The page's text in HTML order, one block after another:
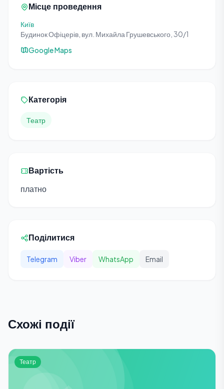
Місце проведення
Київ
Будинок Офіцерів, вул. Михайла Грушевського, 30/1
Google Maps
Категорія
Театр
Вартість
платно
Поділитися
Telegram Viber WhatsApp Email
Схожі події
Театр